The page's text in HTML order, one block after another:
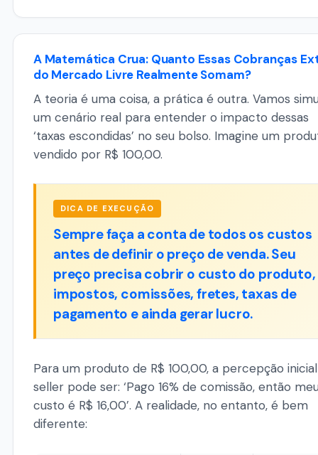
A Matemática Crua: Quanto Essas Cobranças
do Mercado Livre Realmente Somam?
A teoria é uma coisa, a prática é outra. Vamos
um cenário real para entender o impacto dessas
‘taxas escondidas’ no seu bolso. Imagine um
vendido por R$ 100,00.
DICA DE EXECUÇÃO
Sempre faça a conta de todos os custos
antes de definir o preço de venda. Seu
preço precisa cobrir o custo do produto,
impostos, comissões, fretes, taxas de
pagamento e ainda gerar lucro.
Para um produto de R$ 100,00, a percepção
seller pode ser: ‘Pago 16% de comissão, então
custo é R$ 16,00’. A realidade, no entanto, é bem
diferente: